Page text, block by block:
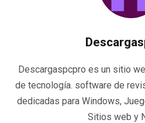
Descargaspcpro es un sitio
de tecnología. software de
dedicadas para Windows,
Sitios web y